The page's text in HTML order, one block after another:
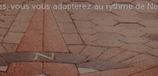
vous vous adapterez au rythme de